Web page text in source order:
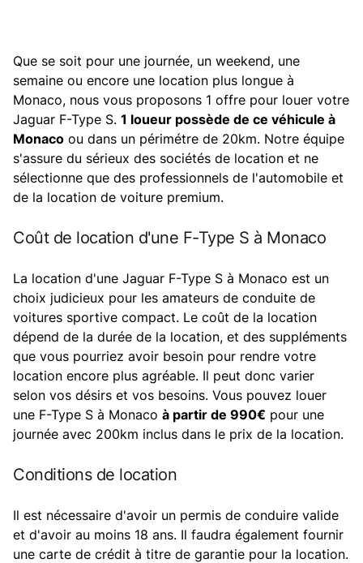
Que se soit pour une journée, un weekend, une
semaine ou encore une location plus longue à
Monaco, nous vous proposons 1 offre pour louer votre
Jaguar F-Type S. 1 loueur possède de ce véhicule à
Monaco ou dans un périmétre de 20km. Notre équipe
s'assure du sérieux des sociétés de location et ne
sélectionne que des professionnels de l'automobile et
de la location de voiture premium.
Coût de location d'une F-Type S à Monaco
La location d'une Jaguar F-Type S à Monaco est un
choix judicieux pour les amateurs de conduite de
voitures sportive compact. Le coût de la location
dépend de la durée de la location, et des suppléments
que vous pourriez avoir besoin pour rendre votre
location encore plus agréable. Il peut donc varier
selon vos désirs et vos besoins. Vous pouvez louer
une F-Type S à Monaco à partir de 990€ pour une
journée avec 200km inclus dans le prix de la location.
Conditions de location
Il est nécessaire d'avoir un permis de conduire valide
et d'avoir au moins 18 ans. Il faudra également fournir
une carte de crédit à titre de garantie pour la location.